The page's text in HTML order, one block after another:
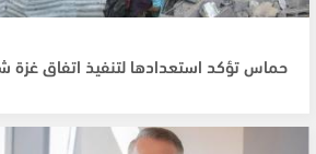
حماس تؤكد استعدادها لتنفيذ اتفاق غزة